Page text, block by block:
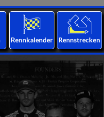
Rennkalender Rennstrecken